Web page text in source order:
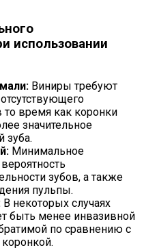
использовании
Виниры требуют
то время как коронки
значительное
зуба.
Минимальное
зубов, а также
пульпы.
В некоторых случаях
быть менее инвазивной
по сравнению с